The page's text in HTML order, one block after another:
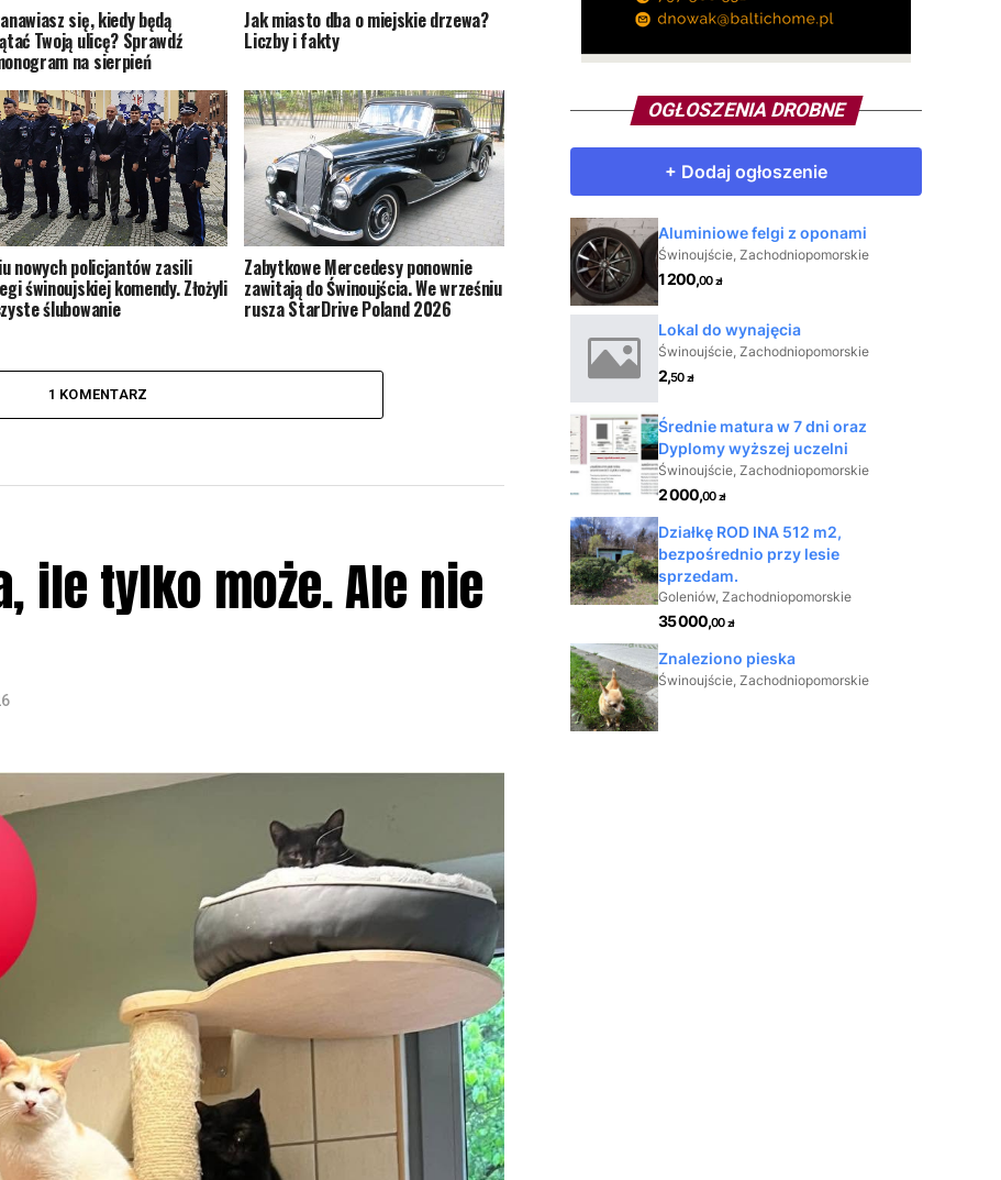
się, kiedy będą
Twoją ulicę? Sprawdź
na sierpień
Jak miasto dba o miejskie drzewa?
Liczby i fakty
nowych policjantów zasili
świnoujskiej komendy. Złożyli
ślubowanie
Zabytkowe Mercedesy ponownie
zawitają do Świnoujścia. We wrześniu
rusza StarDrive Poland 2026
1 KOMENTARZ
ile tylko może. Ale nie
OGŁOSZENIA DROBNE